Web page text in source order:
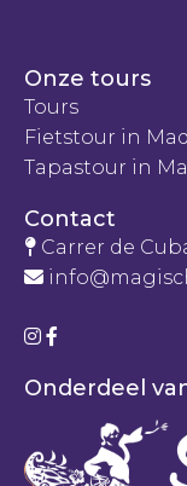
Onze tours
Tours
Fietstour in
Tapastour in
Contact
Carrer de
Onderdeel